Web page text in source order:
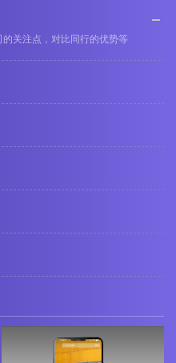
关注点，对比同行的优势等